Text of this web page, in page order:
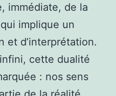
immédiate, de la
implique un
et d’interprétation.
cette dualité
: nos sens